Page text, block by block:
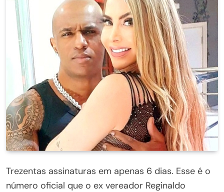
Trezentas assinaturas em apenas 6 dias. Esse é o
número oficial que o ex vereador Reginaldo